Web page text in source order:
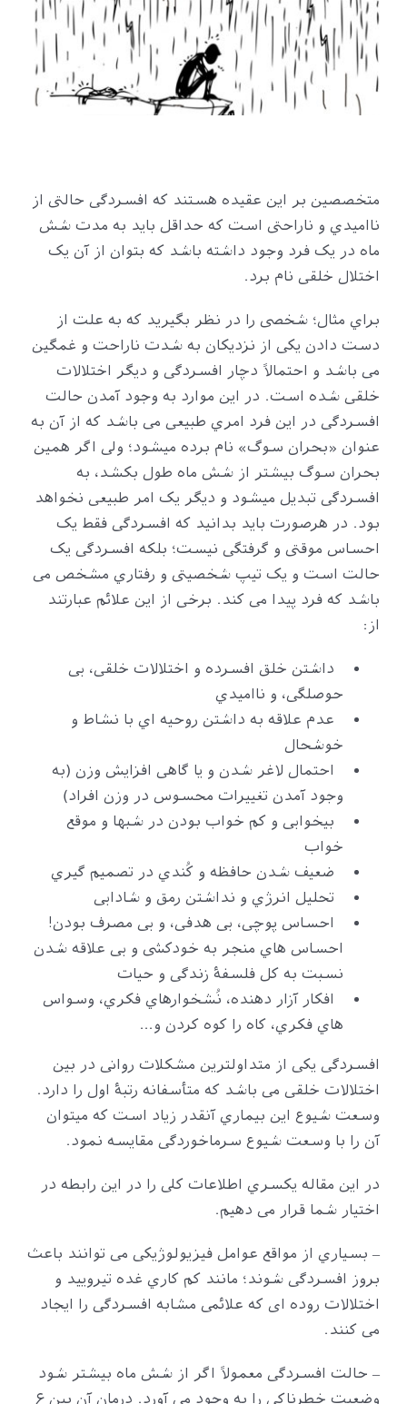
متخصصین بر این عقیده هستند که افسردگی حالتی از
ناامیدي و ناراحتی است که حداقل باید به مدت شش
ماه در یک فرد وجود داشته باشد که بتوان از آن یک
اختلال خلقی نام برد.
براي مثال؛ شخصی را در نظر بگیرید که به علت از
دست دادن یکی از نزدیکان به شدت ناراحت و غمگین
می باشد و احتمالاً دچار افسردگی و دیگر اختلالات
خلقی شده است. در این موارد به وجود آمدن حالت
افسردگی در این فرد امري طبیعی می باشد که از آن به
عنوان «بحران سوگ» نام برده میشود؛ ولی اگر همین
بحران سوگ بیشتر از شش ماه طول بکشد، به
افسردگی تبدیل میشود و دیگر یک امر طبیعی نخواهد
بود. در هرصورت باید بدانید که افسردگی فقط یک
احساس موقتی و گرفتگی نیست؛ بلکه افسردگی یک
حالت است و یک تیپ شخصیتی و رفتاري مشخص می
باشد که فرد پیدا می کند. برخی از این علائم عبارتند
از:
داشتن خلق افسرده و اختلالات خلقی، بی
حوصلگی، و ناامیدي
عدم علاقه به داشتن روحیه اي با نشاط و
خوشحال
احتمال لاغر شدن و یا گاهی افزایش وزن (به
وجود آمدن تغییرات محسوس در وزن افراد)
بیخوابی و کم خواب بودن در شبها و موقع
خواب
ضعیف شدن حافظه و کُندي در تصمیم گیري
تحلیل انرژي و نداشتن رمق و شادابی
احساس پوچی، بی هدفی، و بی مصرف بودن!
احساس هاي منجر به خودکشی و بی علاقه شدن
نسبت به کل فلسفۀ زندگی و حیات
افکار آزار دهنده، نُشخوارهاي فکري، وسواس
هاي فکري، کاه را کوه کردن و…
افسردگی یکی از متداولترین مشکلات روانی در بین
اختلالات خلقی می باشد که متأسفانه رتبۀ اول را دارد.
وسعت شیوع این بیماري آنقدر زیاد است که میتوان
آن را با وسعت شیوع سرماخوردگی مقایسه نمود.
در این مقاله یکسري اطلاعات کلی را در این رابطه در
اختیار شما قرار می دهیم.
– بسیاري از مواقع عوامل فیزیولوژیکی می توانند باعث
بروز افسردگی شوند؛ مانند کم کاري غده تیرویید و
اختلالات روده ای که علائمی مشابه افسردگی را ایجاد
می کنند.
– حالت افسردگی معمولاً اگر از شش ماه بیشتر شود
وضعیت خطرناکی را به وجود می آورد. درمان آن بین ۶